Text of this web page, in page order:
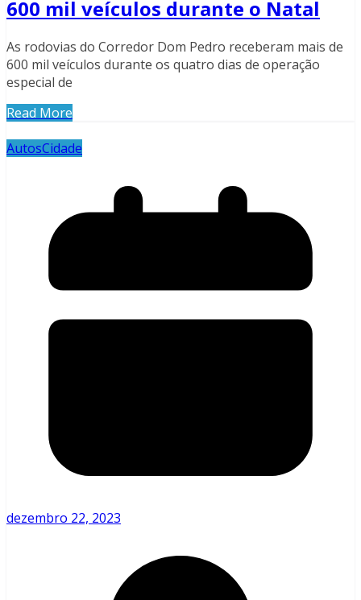
600 mil veículos durante o Natal
As rodovias do Corredor Dom Pedro receberam mais de
600 mil veículos durante os quatro dias de operação
especial de
Read More
AutosCidade
dezembro 22, 2023